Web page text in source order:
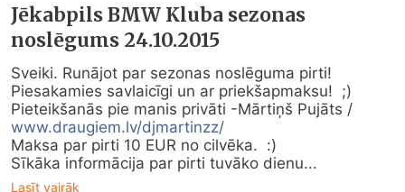
Jēkabpils BMW Kluba sezonas
noslēgums 24.10.2015
Sveiki. Runājot par sezonas noslēguma pirti!
Piesakamies savlaicīgi un ar priekšapmaksu!  ;)
www.draugiem.lv/djmartinzz/
Maksa par pirti 10 EUR no cilvēka.  :)
Sīkāka informācija par pirti tuvāko dienu...
Lasīt vairāk